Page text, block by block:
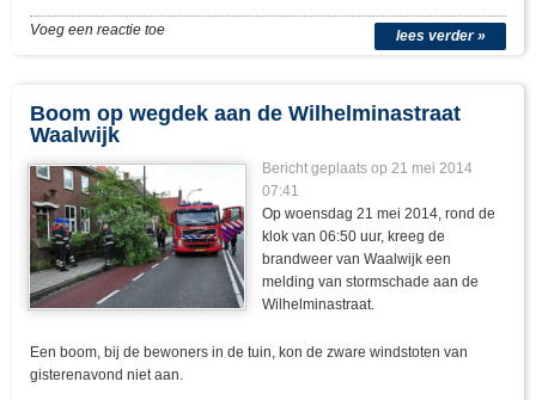
lees verder »
Voeg een reactie toe
Boom op wegdek aan de Wilhelminastraat
Waalwijk
Bericht geplaats op 21 mei 2014
07:41
Op woensdag 21 mei 2014, rond de
klok van 06:50 uur, kreeg de
brandweer van Waalwijk een
melding van stormschade aan de
Wilhelminastraat.
Een boom, bij de bewoners in de tuin, kon de zware windstoten van
gisterenavond niet aan.